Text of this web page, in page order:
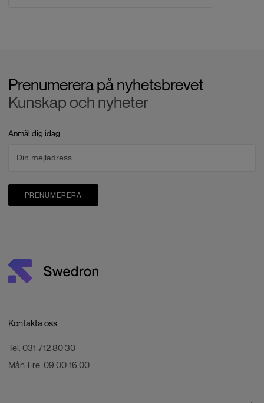
Prenumerera på nyhetsbrevet
Kunskap och nyheter
Anmäl dig idag
PRENUMERERA
Kontakta oss
Tel: 031-712 80 30
Mån-Fre: 09:00-16:00